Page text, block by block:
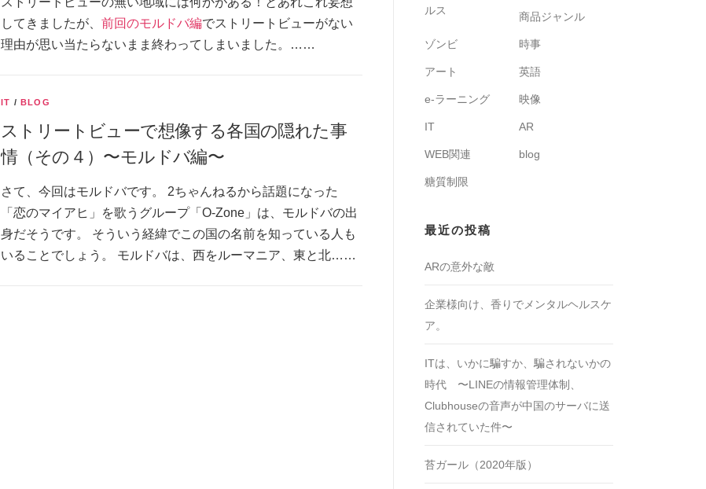
してきましたが、 前回のモルドバ編でストリートビューがない
理由が思い当たらないまま終わってしまいました。……
IT / BLOG
ストリートビューで想像する各国の隠れた事
情（その４）〜モルドバ編〜
さて、今回はモルドバです。 2ちゃんねるから話題になった
「恋のマイアヒ」を歌うグループ「O-Zone」は、モルドバの出
身だそうです。 そういう経緯でこの国の名前を知っている人も
いることでしょう。 モルドバは、西をルーマニア、東と北……
ルス
商品ジャンル
ゾンビ 時事
アート 英語
e-ラーニング 映像
IT AR
WEB関連 blog
糖質制限
最近の投稿
ARの意外な敵
企業様向け、香りでメンタルヘルスケ
ア。
ITは、いかに騙すか、騙されないかの
時代 〜LINEの情報管理体制、
Clubhouseの音声が中国のサーバに送
信されていた件〜
苔ガール（2020年版）